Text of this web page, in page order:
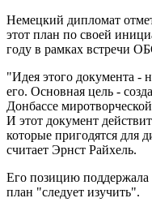
Немецкий дипломат
этот план по своей
году в рамках встречи
"Идея этого документа -
его. Основная цель -
Донбассе
И этот документ
которые пригодятся для
считает Эрнст Райхель.
Его позицию
план "следует изучить".